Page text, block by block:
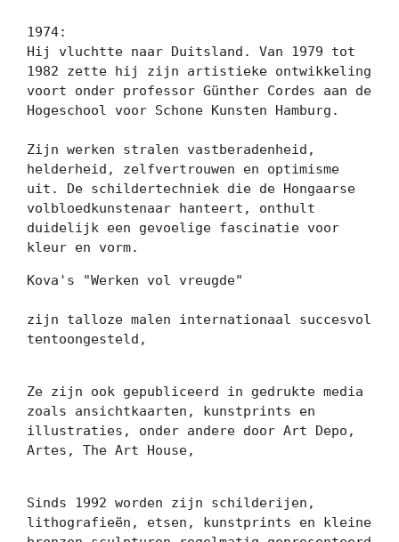
1974:
Hij vluchtte naar Duitsland. Van 1979 tot
1982 zette hij zijn artistieke ontwikkeling
voort onder professor Günther Cordes aan de
Hogeschool voor Schone Kunsten Hamburg.
Zijn werken stralen vastberadenheid,
helderheid, zelfvertrouwen en optimisme
uit. De schildertechniek die de Hongaarse
volbloedkunstenaar hanteert, onthult
duidelijk een gevoelige fascinatie voor
Kova's "Werken vol vreugde"
zijn talloze malen internationaal succesvol
tentoongesteld,
Ze zijn ook gepubliceerd in gedrukte media
zoals ansichtkaarten, kunstprints en
illustraties, onder andere door Art Depo,
Artes, The Art House,
Sinds 1992 worden zijn schilderijen,
lithografieën, etsen, kunstprints en kleine